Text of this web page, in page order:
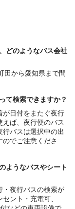
どのようなバス会社
田から愛知県まで間
て検索できますか？
が日付をまたぐ夜行
ば、夜行便のバス
バスは選択中の出
でご注意くださ
ようなバスやシート
・夜行バスの検索が
ント・充電可、